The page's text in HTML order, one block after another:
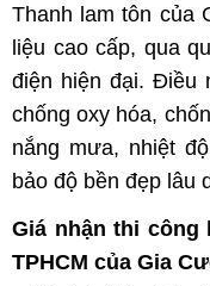
Thanh lam tôn của
liệu cao cấp, qua
điện hiện đại. Điều
chống oxy hóa,
nắng mưa, nhiệt
bảo độ bền đẹp lâu
Giá nhận thi công
TPHCM của Gia